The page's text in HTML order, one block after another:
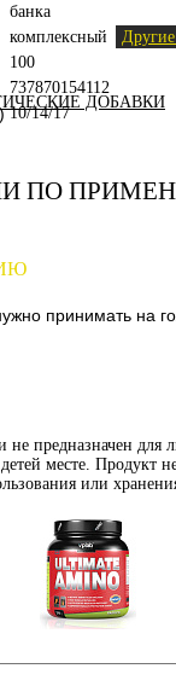
ДОБАВКИ
комплексные
банка
комплексный
100
737870154112
10/14/17
ПО
принимать на
и не предназначен
месте. Продукт
или